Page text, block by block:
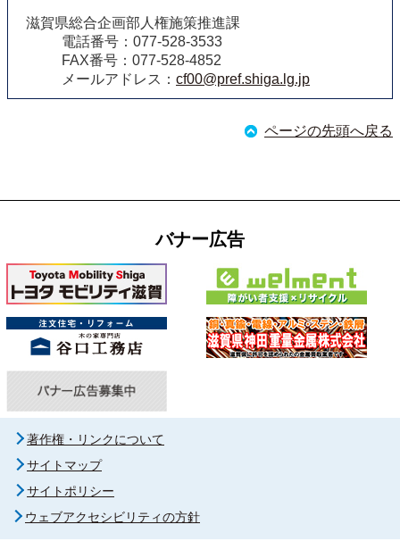
滋賀県総合企画部人権施策推進課
電話番号：077-528-3533
FAX番号：077-528-4852
メールアドレス： cf00@pref.shiga.lg.jp
ページの先頭へ戻る
バナー広告
著作権・リンクについて
サイトマップ
サイトポリシー
ウェブアクセシビリティの方針